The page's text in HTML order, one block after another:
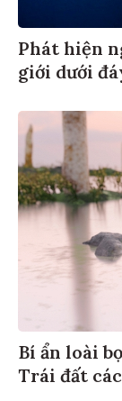
Phát hiện
giới dưới
Bí ẩn loài
Trái đất